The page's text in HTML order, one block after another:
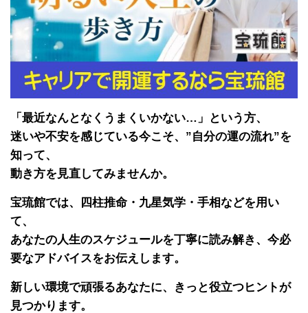
「最近なんとなくうまくいかない…」という方、
迷いや不安を感じている今こそ、”自分の運の流れ”を
知って、
動き方を見直してみませんか。
宝琉館では、四柱推命・九星気学・手相などを用い
て、
あなたの人生のスケジュールを丁寧に読み解き、今必
要なアドバイスをお伝えします。
新しい環境で頑張るあなたに、きっと役立つヒントが
見つかります。